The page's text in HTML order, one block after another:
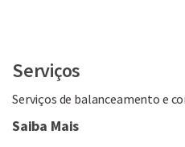
Serviços
Serviços de balanceamento e
Saiba Mais